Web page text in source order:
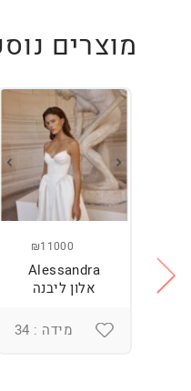
מוצרים
₪11000
Alessandra
אלון ליבנה
מידה : 34